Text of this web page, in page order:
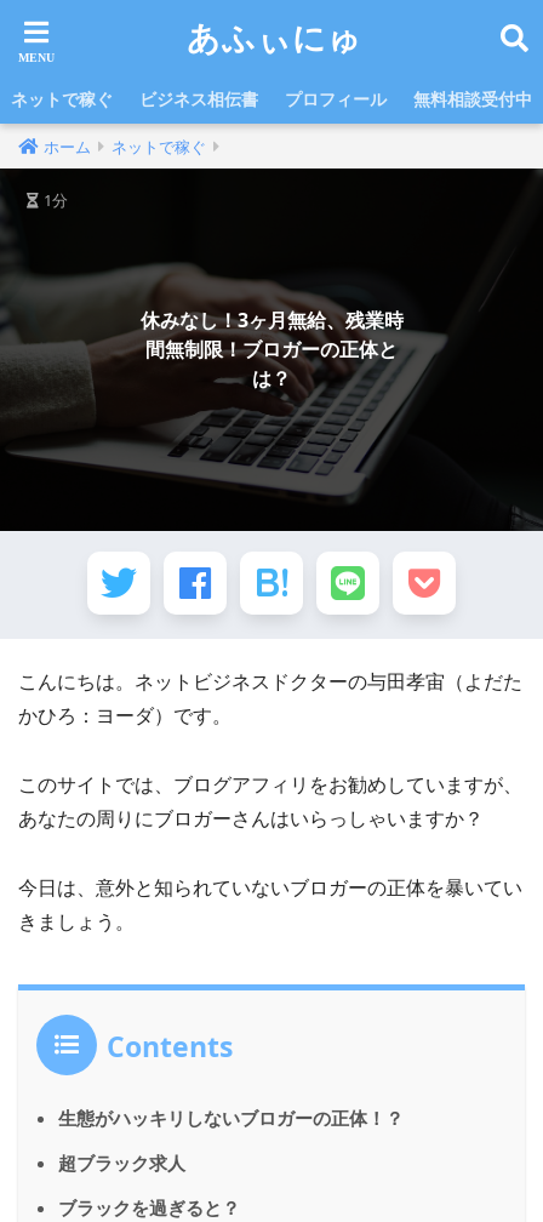
あふぃにゅ
ネットで稼ぐ ビジネス相伝書 プロフィール 無料相談受付中
ホーム ネットで稼ぐ
休みなし！3ヶ月無給、残業時
間無制限！ブロガーの正体と
は？
1分
こんにちは。ネットビジネスドクターの与田孝宙（よだた
かひろ：ヨーダ）です。
このサイトでは、ブログアフィリをお勧めしていますが、
あなたの周りにブロガーさんはいらっしゃいますか？
今日は、意外と知られていないブロガーの正体を暴いてい
きましょう。
Contents
生態がハッキリしないブロガーの正体！？
超ブラック求人
ブラックを過ぎると？